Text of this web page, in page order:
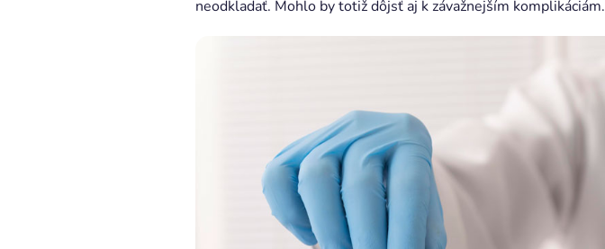
neodkladať. Mohlo by totiž dôjsť aj k závažnejším komplikáciám.